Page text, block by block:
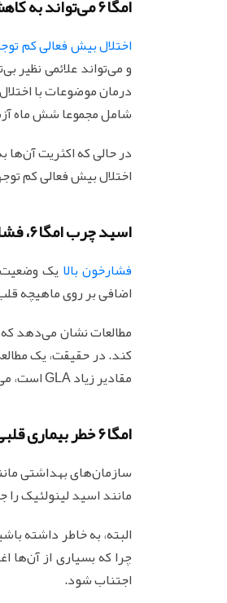
اختلال بیش فعالی کم‌
و می‌تواند علائمی نظیر
شامل مجموعا شش ماه آزمایش با ۷۵ کودک و
اختلال بیش ‌فعالی کم ‌توجهی واکنش
اسید چرب امگا6، فشارخون را کاهش می‌دهد
فشارخون بالایک وضعیت
اضافی بر روی ماهیچه
کند. در حقیقت، یک
مقادیر زیاد GLA است، می‌تواند به طور قابل ‌توجهی
امگا6 خطر بیماری قلبی را کاهش می‌دهد
سازمان‌های بهداشتی
مانند اسید لینولئیک
البته، به خاطر داشته
چرا که بسیاری از آن‌ها
اجتناب شود.